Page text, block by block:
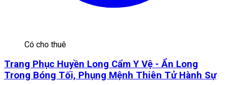
Có cho thuê
Trang Phục Huyền Long Cẩm Y Vệ - Ẩn Long
Trong Bóng Tối, Phụng Mệnh Thiên Tử Hành Sự